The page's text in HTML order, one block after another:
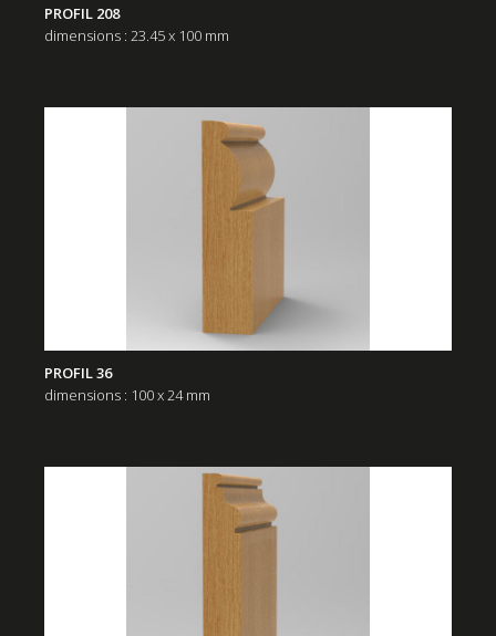
PROFIL 208
dimensions : 23.45 x 100 mm
PROFIL 36
dimensions : 100 x 24 mm